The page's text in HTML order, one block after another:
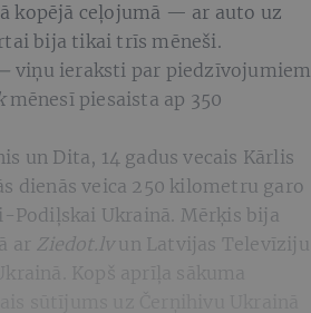
kopējā ceļojumā — ar auto uz
bija tikai trīs mēneši.
viņu ieraksti par piedzīvojumiem
mēnesī piesaista ap 350
un Dita, 14 gadus vecais Kārlis
dienās veica 250 kilometru garo
Podiļskai Ukrainā. Mērķis bija
ar Ziedot.lv un Latvijas Televīziju
Kopš aprīļa sākuma